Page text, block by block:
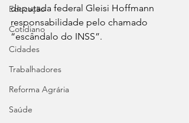
Educação
Cotidiano
Cidades
Trabalhadores
Reforma Agrária
Saúde
deputada federal Gleisi Hoffmann
responsabilidade pelo chamado
“escândalo do INSS”.